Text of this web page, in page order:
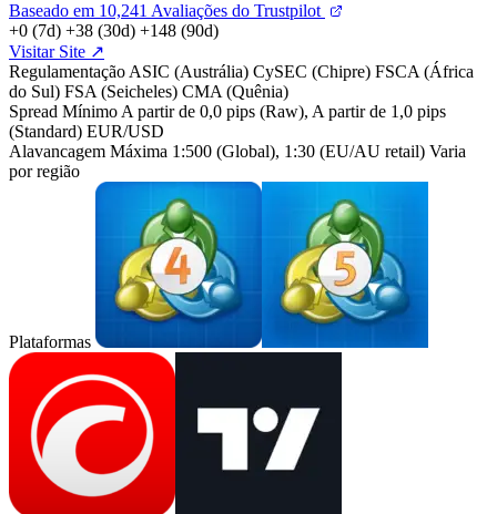
Baseado em 10,241 Avaliações do Trustpilot
+0 (7d) +38 (30d) +148 (90d)
Visitar Site ↗
Regulamentação ASIC (Austrália) CySEC (Chipre) FSCA (África
do Sul) FSA (Seicheles) CMA (Quênia)
Spread Mínimo A partir de 0,0 pips (Raw), A partir de 1,0 pips
(Standard) EUR/USD
Alavancagem Máxima 1:500 (Global), 1:30 (EU/AU retail) Varia
por região
Plataformas
MetaTrader